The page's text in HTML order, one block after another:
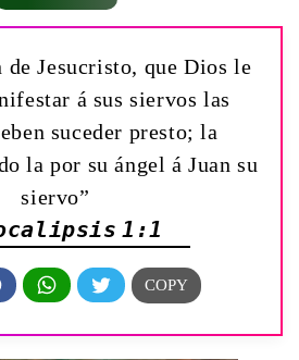
de Jesucristo, que Dios le
á sus siervos las
suceder presto; la
la por su ángel á Juan su
siervo”
1:1